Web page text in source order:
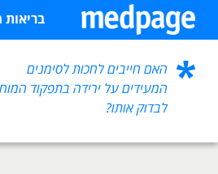
בריאות
האם חייבים לחכות לסימנים
המעידים על ירידה בתפקוד המוח
לבדוק אותו?